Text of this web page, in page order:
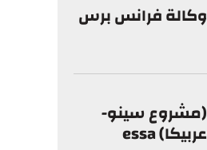
وكالة فرانس برس
(مشروع سينو-
عربيكا) essa